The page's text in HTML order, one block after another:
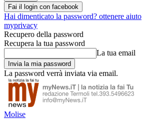
Fai il login con facebook
Hai dimenticato la password? ottenere aiuto
myprivacy
Recupero della password
Recupera la tua password
La tua email
La password verrà inviata via email.
Molise